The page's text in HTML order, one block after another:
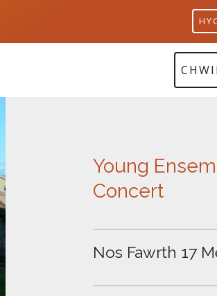
Young
Concert
Nos Fawrth 17